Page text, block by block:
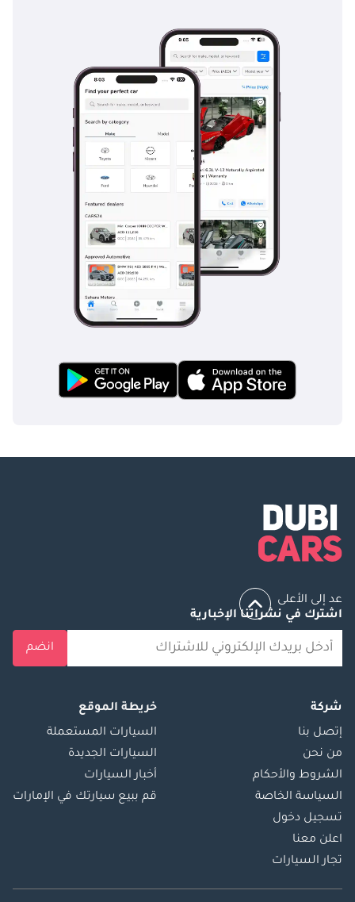
عد إلى الأعلى
اشترك في نشراتنا الإخبارية
انضم
شركة
إتصل بنا
من نحن
الشروط والأحكام
السياسة الخاصة
تسجيل دخول
اعلن معنا
تجار السيارات
خريطة الموقع
السيارات المستعملة
السيارات الجديدة
أخبار السيارات
قم ببيع سيارتك في الإمارات